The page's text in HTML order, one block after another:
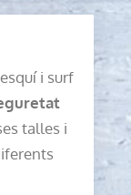
i surf
talles i